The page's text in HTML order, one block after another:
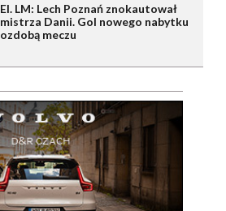
El. LM: Lech Poznań znokautował
mistrza Danii. Gol nowego nabytku
ozdobą meczu